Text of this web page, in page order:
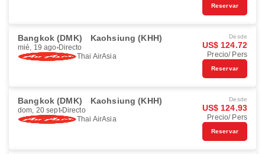
Reservar
Bangkok (DMK) Kaohsiung (KHH)
mié, 19 ago Directo
Thai AirAsia
Desde
US$ 124.72
Precio/ Pers
Reservar
Bangkok (DMK) Kaohsiung (KHH)
dom, 20 sept Directo
Thai AirAsia
Desde
US$ 124.93
Precio/ Pers
Reservar